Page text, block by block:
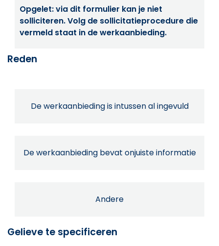
Opgelet: via dit formulier kan je niet
solliciteren. Volg de sollicitatieprocedure die
vermeld staat in de werkaanbieding.
Reden
De werkaanbieding is intussen al ingevuld
De werkaanbieding bevat onjuiste informatie
Andere
Gelieve te specificeren